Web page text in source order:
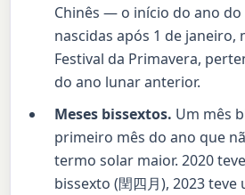
Chinês — o início do ano do
nascidas após 1 de janeiro,
Festival da Primavera,
do ano lunar anterior.
Meses bissextos. Um mês
primeiro mês do ano que
termo solar maior. 2020
bissexto (閏四月), 2023